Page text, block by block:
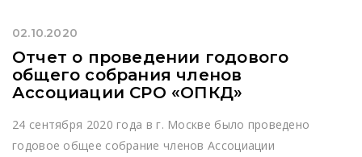
02.10.2020
Отчет о проведении годового
общего собрания членов
Ассоциации СРО «ОПКД»
24 сентября 2020 года в г. Москве было проведено
годовое общее собрание членов Ассоциации